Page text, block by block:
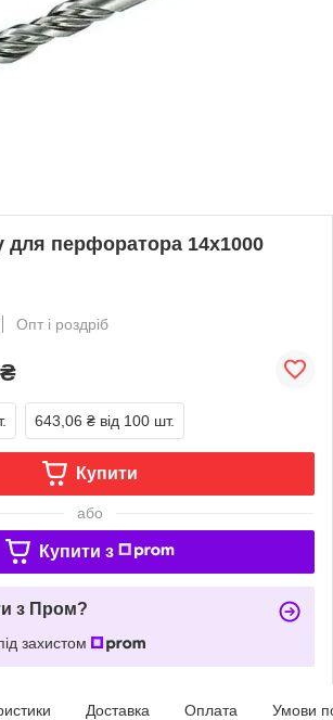
для перфоратора 14х1000
Опт і роздріб
₴
643,06 ₴ від 100 шт.
Купити
або
Купити з
з Пром?
захистом
Доставка Оплата Умови